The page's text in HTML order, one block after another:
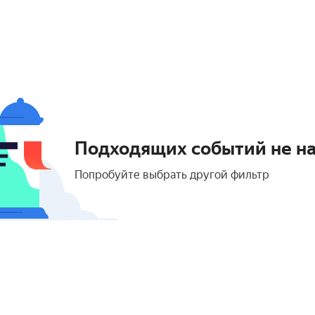
Подходящих событий не
Попробуйте выбрать другой фильтр